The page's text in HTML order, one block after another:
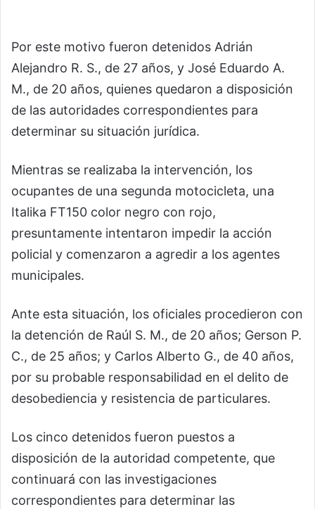
Por este motivo fueron detenidos Adrián
Alejandro R. S., de 27 años, y José Eduardo A.
M., de 20 años, quienes quedaron a disposición
de las autoridades correspondientes para
determinar su situación jurídica.
Mientras se realizaba la intervención, los
ocupantes de una segunda motocicleta, una
Italika FT150 color negro con rojo,
presuntamente intentaron impedir la acción
policial y comenzaron a agredir a los agentes
municipales.
Ante esta situación, los oficiales procedieron con
la detención de Raúl S. M., de 20 años; Gerson P.
C., de 25 años; y Carlos Alberto G., de 40 años,
por su probable responsabilidad en el delito de
desobediencia y resistencia de particulares.
Los cinco detenidos fueron puestos a
disposición de la autoridad competente, que
continuará con las investigaciones
correspondientes para determinar las